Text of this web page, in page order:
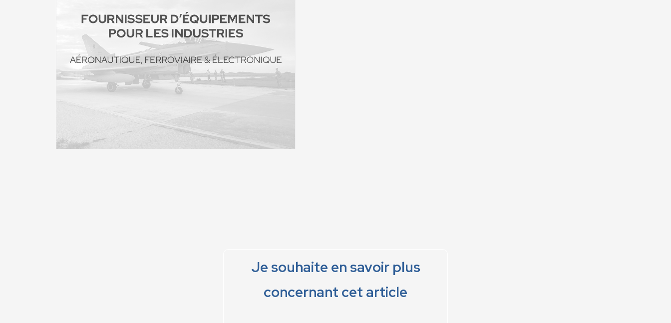
Je souhaite en savoir plus
concernant cet article